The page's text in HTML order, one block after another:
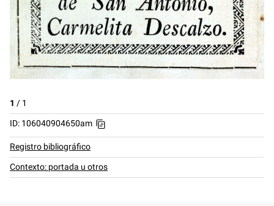
1 / 1
ID: 106040904650am
Registro bibliográfico
Contexto: portada u otros